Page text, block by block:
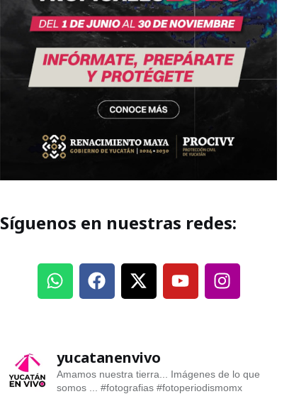
Síguenos en nuestras redes:
yucatanenvivo
Amamos nuestra tierra... Imágenes de lo que
somos ... #fotografias #fotoperiodismomx